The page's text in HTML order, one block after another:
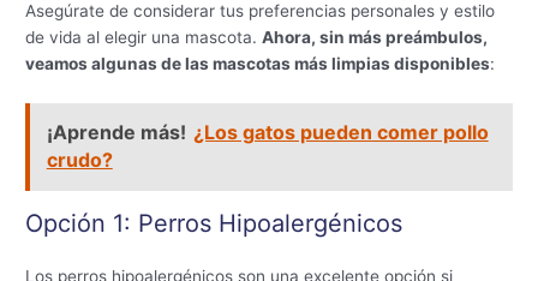
Asegúrate de considerar tus preferencias personales y estilo
de vida al elegir una mascota.Ahora, sin más preámbulos,
veamos algunas de las mascotas más limpias disponibles:
¡Aprende más! ¿Los gatos pueden comer pollo
crudo?
Opción 1: Perros Hipoalergénicos
Los perros hipoalergénicos son una excelente opción si